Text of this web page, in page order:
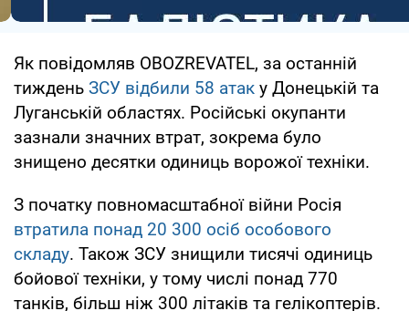
Як повідомляв OBOZREVATEL, за останній
тиждень ЗСУ відбили 58 атак у Донецькій та
Луганській областях. Російські окупанти
зазнали значних втрат, зокрема було
знищено десятки одиниць ворожої техніки.
З початку повномасштабної війни Росія
втратила понад 20 300 осіб особового
складу. Також ЗСУ знищили тисячі одиниць
бойової техніки, у тому числі понад 770
танків, більш ніж 300 літаків та гелікоптерів.